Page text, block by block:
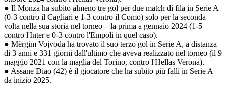
● Il Monza ha subito almeno tre gol per due match di fila in Serie A
(0-3 contro il Cagliari e 1-3 contro il Como) solo per la seconda
volta nella sua storia nel torneo – la prima a gennaio 2024 (1-5
contro l'Inter e 0-3 contro l'Empoli in quel caso).
● Mërgim Vojvoda ha trovato il suo terzo gol in Serie A, a distanza
di 3 anni e 331 giorni dall'ultimo che aveva realizzato nel torneo (il 9
maggio 2021 con la maglia del Torino, contro l'Hellas Verona).
● Assane Diao (42) è il giocatore che ha subito più falli in Serie A
da inizio 2025.